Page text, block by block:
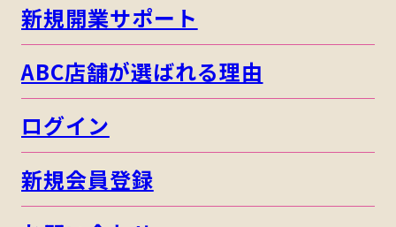
新規開業サポート
ABC店舗が選ばれる理由
ログイン
新規会員登録